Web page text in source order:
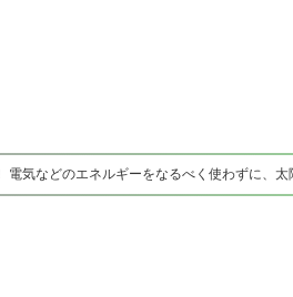
電気などのエネルギーをなるべく使わずに、